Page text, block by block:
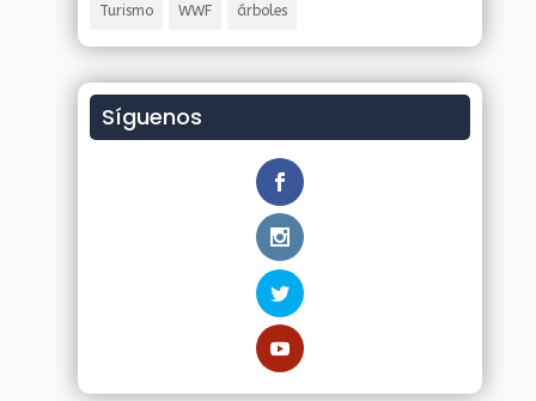
Turismo WWF árboles
Síguenos